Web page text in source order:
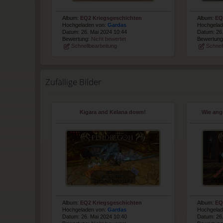
Album: EQ2 Kriegsgeschichten
Hochgeladen von: Gardas
Datum: 26. Mai 2024 10:44
Bewertung: Nicht bewertet
Schnellbearbeitung
Album:
Datum:
Zufällige Bilder
Kigara and Kelana down!
Album: EQ2 Kriegsgeschichten
Hochgeladen von: Gardas
Datum: 26. Mai 2024 10:40
Wie
Album:
Datum: